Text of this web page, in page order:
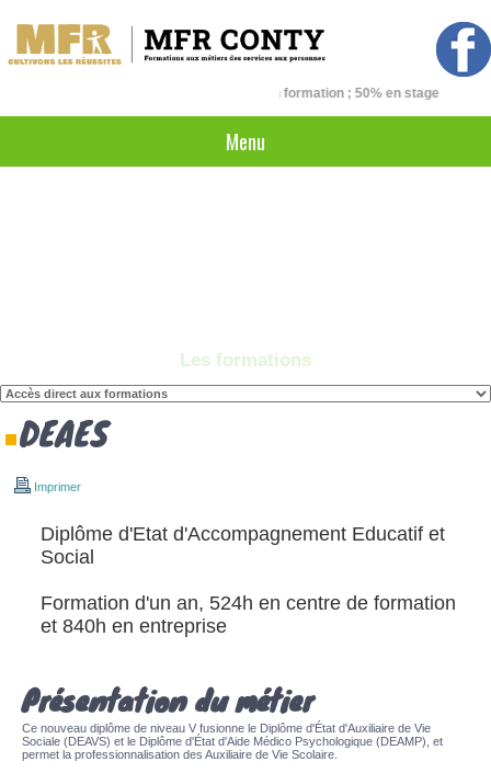
50% en formation ; 50% en stage
Menu
Les formations
DEAES
Imprimer
Diplôme d'Etat d'Accompagnement Educatif et
Social
Formation d'un an, 524h en centre de formation
et 840h en entreprise
Présentation du métier
Ce nouveau diplôme de niveau V fusionne le Diplôme d'État d'Auxiliaire de Vie
Sociale (DEAVS) et le Diplôme d'État d'Aide Médico Psychologique (DEAMP), et
permet la professionnalisation des Auxiliaire de Vie Scolaire.